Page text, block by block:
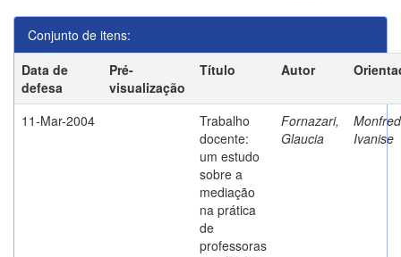
Conjunto de itens:
Data de
defesa
Pré-
visualização
Título Autor
11-Mar-2004
Trabalho
docente:
um estudo
sobre a
mediação
na prática
de
professoras
Fornazari,
Glaucia
Ivanise